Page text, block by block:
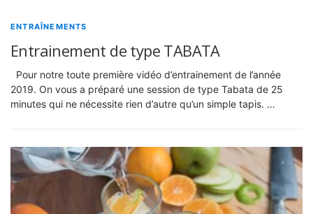
ENTRAÎNEMENTS
Entrainement de type TABATA
Pour notre toute première vidéo d’entrainement de l’année
2019. On vous a préparé une session de type Tabata de 25
minutes qui ne nécessite rien d’autre qu’un simple tapis. …